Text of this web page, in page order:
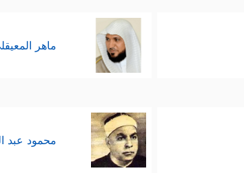
ماهر
محمود عبد